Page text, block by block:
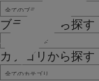
ブランドから探す
カテゴリから探す